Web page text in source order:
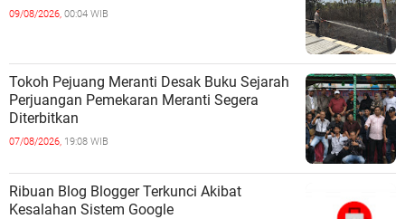
09/08/2026, 00:04 WIB
Tokoh Pejuang Meranti Desak Buku Sejarah
Perjuangan Pemekaran Meranti Segera
Diterbitkan
07/08/2026, 19:08 WIB
Ribuan Blog Blogger Terkunci Akibat
Kesalahan Sistem Google